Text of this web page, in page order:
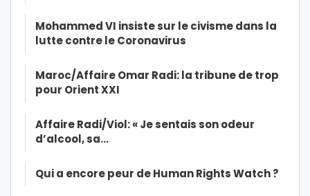
Mohammed VI insiste sur le civisme dans la
lutte contre le Coronavirus
Maroc/Affaire Omar Radi: la tribune de trop
pour Orient XXI
Affaire Radi/Viol: « Je sentais son odeur
d’alcool, sa…
Qui a encore peur de Human Rights Watch ?